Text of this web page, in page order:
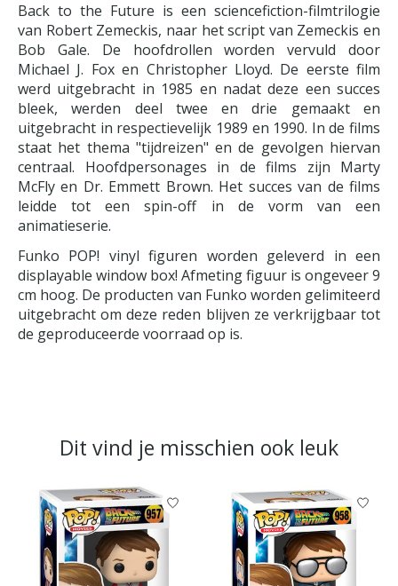
Back to the Future is een sciencefiction-filmtrilogie
van Robert Zemeckis, naar het script van Zemeckis en
Bob Gale. De hoofdrollen worden vervuld door
Michael J. Fox en Christopher Lloyd. De eerste film
werd uitgebracht in 1985 en nadat deze een succes
bleek, werden deel twee en drie gemaakt en
uitgebracht in respectievelijk 1989 en 1990. In de films
staat het thema "tijdreizen" en de gevolgen hiervan
centraal. Hoofdpersonages in de films zijn Marty
McFly en Dr. Emmett Brown. Het succes van de films
leidde tot een spin-off in de vorm van een
animatieserie.
Funko POP! vinyl figuren worden geleverd in een
displayable window box! Afmeting figuur is ongeveer 9
cm hoog. De producten van Funko worden gelimiteerd
uitgebracht om deze reden blijven ze verkrijgbaar tot
de geproduceerde voorraad op is.
Dit vind je misschien ook leuk
Items van productcarrousel